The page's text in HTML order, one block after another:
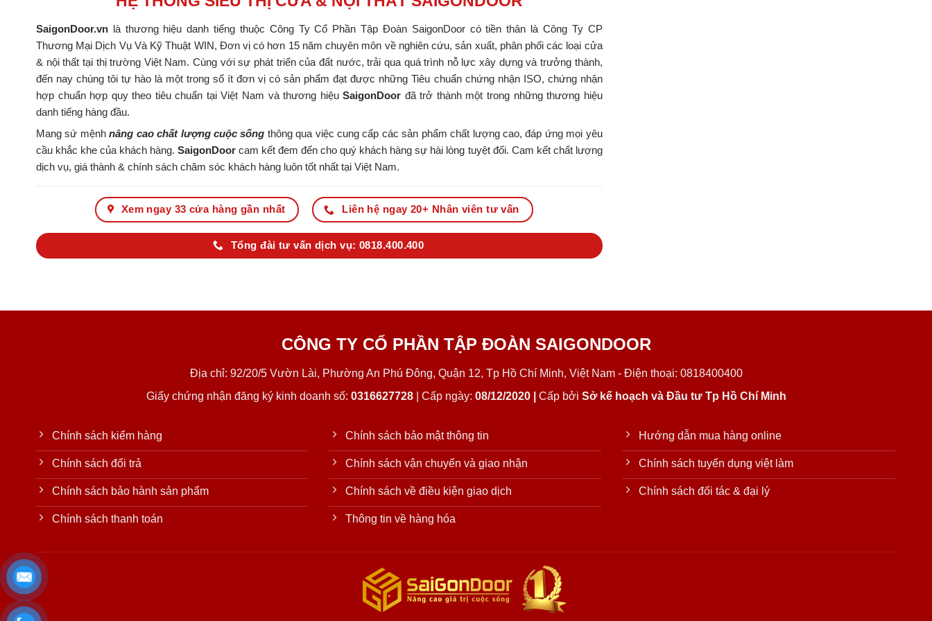
SaigonDoor.vn là thương hiệu danh tiếng thuộc Công Ty Cổ Phần Tập Đoàn SaigonDoor có tiền thân là Công Ty CP
Thương Mại Dịch Vụ Và Kỹ Thuật WIN, Đơn vị có hơn 15 năm chuyên môn về nghiên cứu, sản xuất, phân phối các loại cửa
& nội thất tại thị trường Việt Nam. Cùng với sự phát triển của đất nước, trải qua quá trình nỗ lực xây dựng và trưởng thành,
đến nay chúng tôi tự hào là một trong số ít đơn vị có sản phẩm đạt được những Tiêu chuẩn chứng nhận ISO, chứng nhận
hợp chuẩn hợp quy theo tiêu chuẩn tại Việt Nam và thương hiệuSaigonDoor đã trở thành một trong những thương hiệu
danh tiếng hàng đầu.
Mang sứ mệnhnâng cao chất lượng cuộc sống thông qua việc cung cấp các sản phẩm chất lượng cao, đáp ứng mọi yêu
cầu khắc khe của khách hàng.SaigonDoor cam kết đem đến cho quý khách hàng sự hài lòng tuyệt đối. Cam kết chất lượng
dịch vụ, giá thành & chính sách chăm sóc khách hàng luôn tốt nhất tại Việt Nam.
Xem ngay 33 cửa hàng gần nhất Liên hệ ngay 20+ Nhân viên tư vấn
Tổng đài tư vấn dịch vụ: 0818.400.400
CÔNG TY CỔ PHẦN TẬP ĐOÀN SAIGONDOOR
Địa chỉ: 92/20/5 Vườn Lài, Phường An Phú Đông, Quận 12, Tp Hồ Chí Minh, Việt Nam - Điện thoại: 0818400400
Giấy chứng nhận đăng ký kinh doanh số: 0316627728| Cấp ngày: 08/12/2020 | Cấp bởi Sở kế hoạch và Đầu tư Tp Hồ Chí Minh
Chính sách kiểm hàng
Chính sách đổi trả
Chính sách bảo hành sản phẩm
Chính sách thanh toán
Chính sách bảo mật thông tin
Chính sách vận chuyển và giao nhận
Chính sách về điều kiện giao dịch
Thông tin về hàng hóa
Hướng dẫn mua hàng online
Chính sách tuyển dụng việt làm
Chính sách đối tác & đại lý